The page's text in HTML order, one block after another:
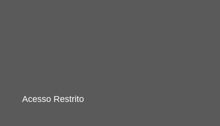
Acesso Restrito